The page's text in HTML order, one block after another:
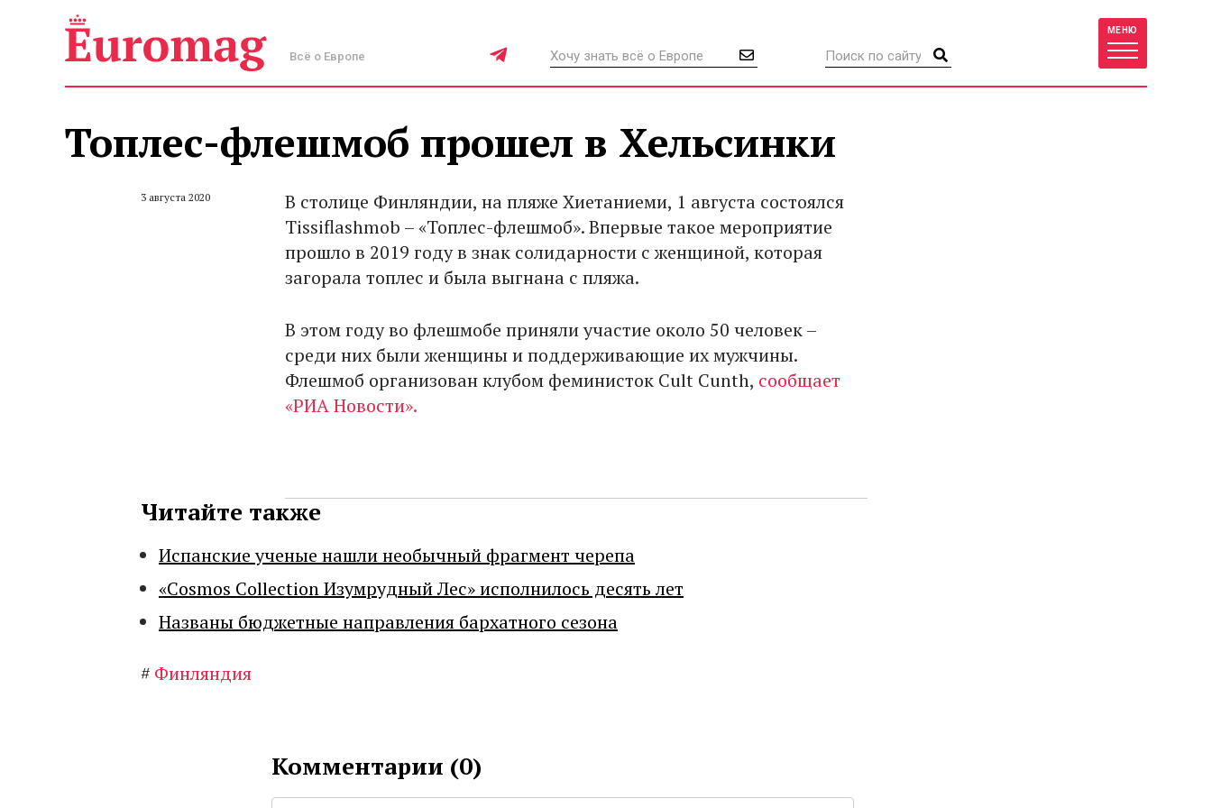
Всё о Европе
МЕНЮ
Топлес-флешмоб прошел в Хельсинки
3 августа 2020
В столице Финляндии, на пляже Хиетаниеми, 1 августа состоялся
Tissiflashmob – «Топлес-флешмоб». Впервые такое мероприятие
прошло в 2019 году в знак солидарности с женщиной, которая
загорала топлес и была выгнана с пляжа.
В этом году во флешмобе приняли участие около 50 человек –
среди них были женщины и поддерживающие их мужчины.
Флешмоб организован клубом феминисток Cult Cunth, сообщает
«РИА Новости».
Читайте также
Испанские ученые нашли необычный фрагмент черепа
«Cosmos Collection Изумрудный Лес» исполнилось десять лет
Названы бюджетные направления бархатного сезона
# Финляндия
Комментарии (0)